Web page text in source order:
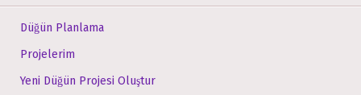
Düğün Planlama
Projelerim
Yeni Düğün Projesi Oluştur